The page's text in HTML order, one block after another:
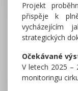
Projekt
přispěje k
vycházejícím
strategických
Očekávané
V letech 2025 –
monitoringu